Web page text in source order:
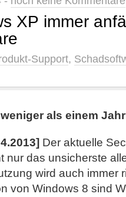
XP immer
Support,
als einem
Der aktuelle
nur das unsicherste
wird auch immer
von Windows 8 sind